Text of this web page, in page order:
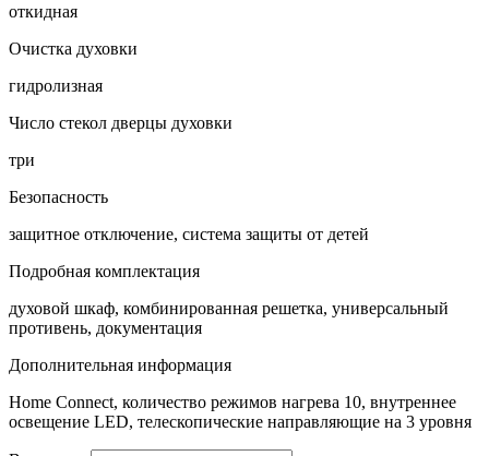
откидная
Очистка духовки
гидролизная
Число стекол дверцы духовки
три
Безопасность
защитное отключение, система защиты от детей
Подробная комплектация
духовой шкаф, комбинированная решетка, универсальный
противень, документация
Дополнительная информация
Home Connect, количество режимов нагрева 10, внутреннее
освещение LED, телескопические направляющие на 3 уровня